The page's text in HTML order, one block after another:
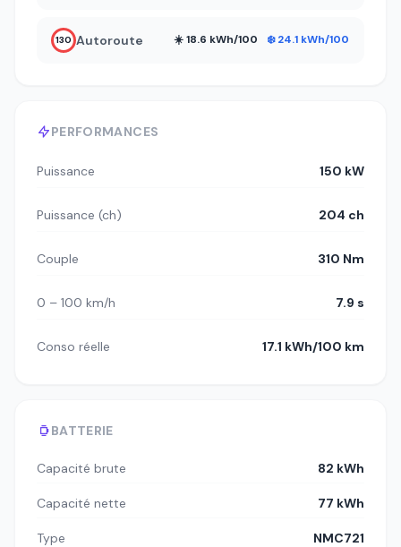
PERFORMANCES
Puissance 150 kW
Puissance (ch) 204 ch
Couple 310 Nm
0 – 100 km/h 7.9 s
Conso réelle 17.1 kWh/100 km
BATTERIE
Capacité brute 82 kWh
Capacité nette 77 kWh
Type NMC721
130 Autoroute ☀️ 18.6 kWh/100 ❄️ 24.1 kWh/100